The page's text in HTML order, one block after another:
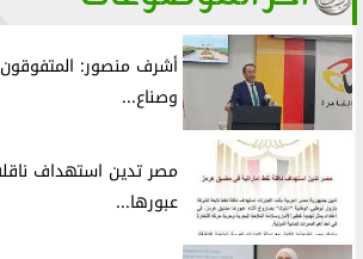
أشرف منصور:
وصناع...
مصر تدين استهداف ناقلة
عبورها...